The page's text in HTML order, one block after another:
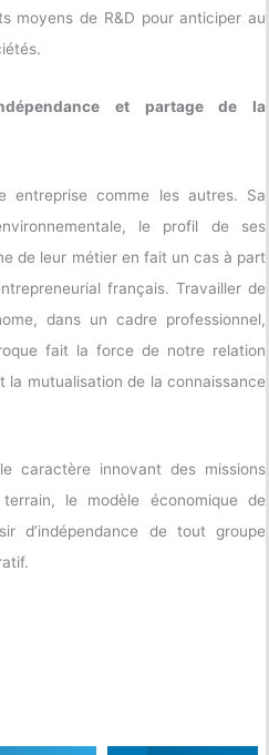
moyens de R&D pour anticiper au
et partage de la
entreprise comme les autres. Sa
le profil de ses
de leur métier en fait un cas à part
français. Travailler de
dans un cadre professionnel,
fait la force de notre relation
la mutualisation de la connaissance
caractère innovant des missions
le modèle économique de
d’indépendance de tout groupe